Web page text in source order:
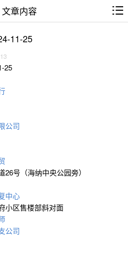
文章内容
11-25
25
公司
号（海纳中央公园旁）
中心
小区售楼部斜对面
公司